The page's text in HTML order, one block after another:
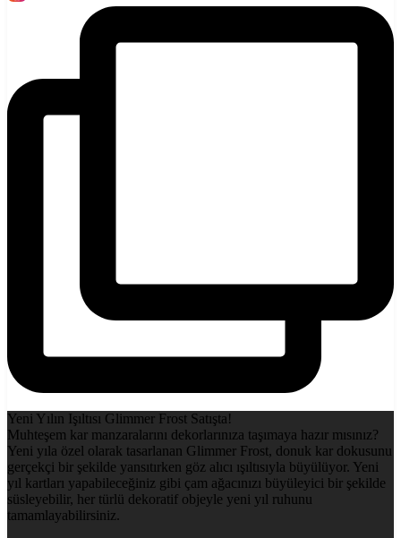
Yeni Yılın Işıltısı Glimmer Frost Satışta!
Muhteşem kar manzaralarını dekorlarınıza taşımaya hazır mısınız?
Yeni yıla özel olarak tasarlanan Glimmer Frost, donuk kar dokusunu
gerçekçi bir şekilde yansıtırken göz alıcı ışıltısıyla büyülüyor. Yeni
yıl kartları yapabileceğiniz gibi çam ağacınızı büyüleyici bir şekilde
süsleyebilir, her türlü dekoratif objeyle yeni yıl ruhunu
tamamlayabilirsiniz.